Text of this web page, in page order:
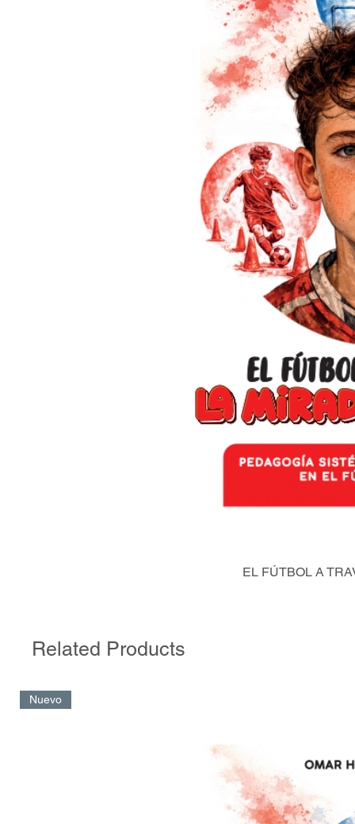
EL FÚTBOL A
Related Products
Nuevo